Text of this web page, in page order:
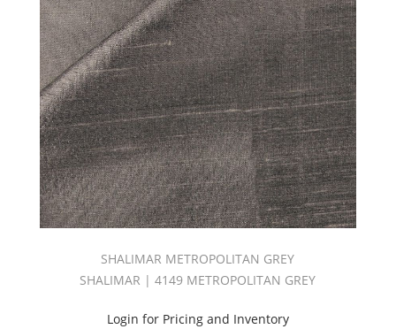
SHALIMAR METROPOLITAN GREY
SHALIMAR | 4149 METROPOLITAN GREY
Login for Pricing and Inventory